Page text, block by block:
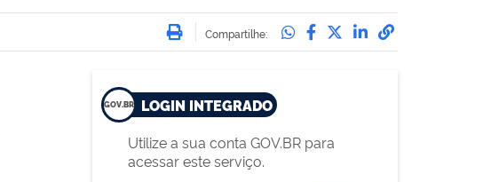
Imprimir
Compartilhe: Compartilhe no
Compartilhe no
Compartilhe no
Compartilhe
LOGIN INTEGRADO
Utilize a sua conta GOV.BR para
acessar este serviço.